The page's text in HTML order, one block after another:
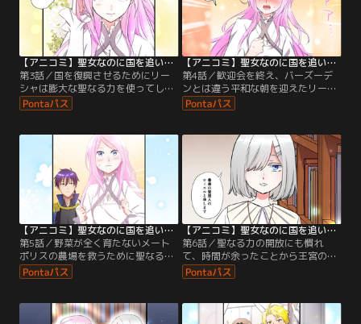
【アニコミ】聖女なのに国を追い出されたので、崩壊寸前の隣国へ来ました～力を解放したので国が平和になってきましたが元の国まで加護は届きませんよ～ 第03話
第3話／国を復興させるためにリー
シャは膨大な聖なる力を使ってしま
い気を失ってしまう。目を覚ますと
そこにはラオウハルトの姿があり…
【アニコミ】聖女なのに国を追い出されたので、崩壊寸前の隣国へ来ました～力を解放したので国が平和になってきましたが元の国まで加護は届きませんよ～ 第04話
第4話／歓迎会を終え、バーズーデ
ンとは違う平和な朝を迎えたリーシ
ャ。朝食時にラオウハルトはメート
ポリスの悲惨な状況を語る。
【アニコミ】聖女なのに国を追い出されたので、崩壊寸前の隣国へ来ました～力を解放したので国が平和になってきましたが元の国まで加護は届きませんよ～ 第05話
第5話／野菜が全く育たないメート
ポリスの農場を救うために聖なる力
を解放するリーシャ。翌日、農場に
は衝撃的な変化が…
【アニコミ】聖女なのに国を追い出されたので、崩壊寸前の隣国へ来ました～力を解放したので国が平和になってきましたが元の国まで加護は届きませんよ～ 第06話
第6話／聖なる力の開放にも慣れ
て、時間が余ったことから王宮の書
庫を訪れるリーシャ。静かな書庫で
本を眺めていると突然青い目の少女